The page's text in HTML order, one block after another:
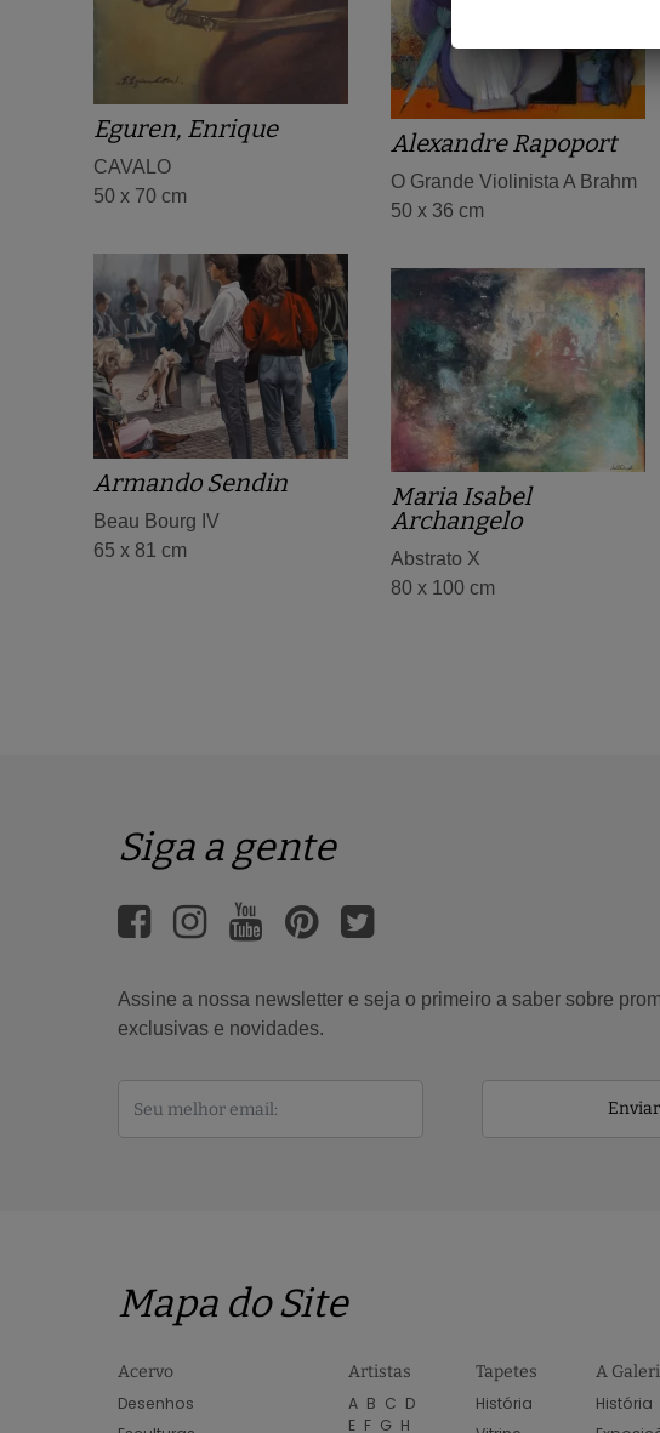
Eguren, Enrique
CAVALO
50 x 70 cm
Alexandre Rapoport
O Grande Violinista A Brahm
50 x 36 cm
Armando Sendin
Beau Bourg IV
65 x 81 cm
Maria Isabel
Archangelo
Abstrato X
80 x 100 cm
Siga a gente
Assine a nossa newsletter e seja o primeiro a saber sobre
exclusivas e novidades.
Enviar
Mapa do Site
Acervo
Desenhos
Artistas
A B C D
E F G H
Tapetes
História
A
História